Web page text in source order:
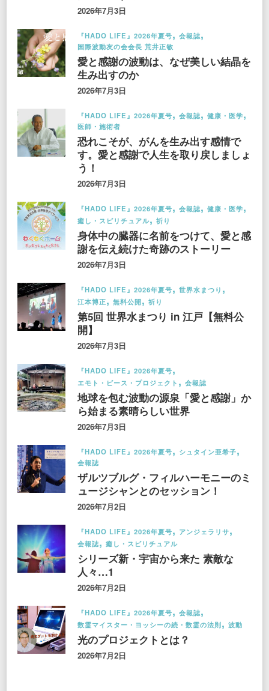
2026年7月3日
『HADO LIFE』2026年夏号
会報誌
国際波動友の会会長 荒井正敏
愛と感謝の波動は、なぜ美しい結晶を
生み出すのか
2026年7月3日
『HADO LIFE』2026年夏号 会報誌
健康・医学
医師・施術者
恐れこそが、がんを生み出す感情で
す。愛と感謝で人生を取り戻しましょ
う！
2026年7月3日
『HADO LIFE』2026年夏号 会報誌
健康・医学
癒し・スピリチュアル
祈り
身体中の臓器に名前をつけて、愛と感
謝を伝え続けた奇跡のストーリー
2026年7月3日
『HADO LIFE』2026年夏号
世界水まつり
江本博正
無料公開 祈り
第5回 世界水まつり in 江戸【無料公
開】
2026年7月3日
『HADO LIFE』2026年夏号
エモト・ピース・プロジェクト
会報誌
地球を包む波動の源泉「愛と感謝」か
ら始まる素晴らしい世界
2026年7月3日
『HADO LIFE』2026年夏号
シュタイン亜希子
会報誌
ザルツブルグ・フィルハーモニーのミ
ュージシャンとのセッション！
2026年7月2日
『HADO LIFE』2026年夏号
アンジェラリサ
会報誌
癒し・スピリチュアル
シリーズ新・宇宙から来た 素敵な
人々…1
2026年7月2日
『HADO LIFE』2026年夏号
会報誌
数霊マイスター・ヨッシーの続・数霊の法則
波動
光のプロジェクトとは？
2026年7月2日